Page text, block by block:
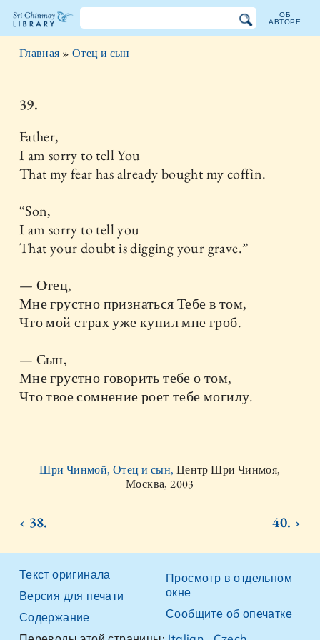
Библиотека
Чинмоя
ОБ
АВТОРЕ
Главная » Отец и сын
39.
Father,
I am sorry to tell You
That my fear has already bought my coffin.
“Son,
I am sorry to tell you
That your doubt is digging your grave.”
— Отец,
Мне грустно признаться Тебе в том,
Что мой страх уже купил мне гроб.
— Сын,
Мне грустно говорить тебе о том,
Что твое сомнение роет тебе могилу.
Шри Чинмой, Отец и сын, Центр Шри Чинмоя,
Москва, 2003
‹ 38. 40. ›
Текст оригинала
Версия для печати
Содержание
Просмотр в отдельном
окне
Сообщите об опечатке